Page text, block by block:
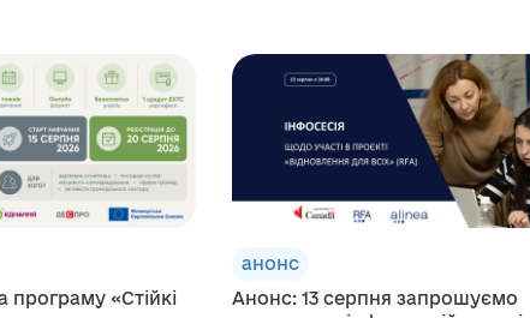
програму «Стійкі
анонс
Анонс: 13 серпня запрошуємо